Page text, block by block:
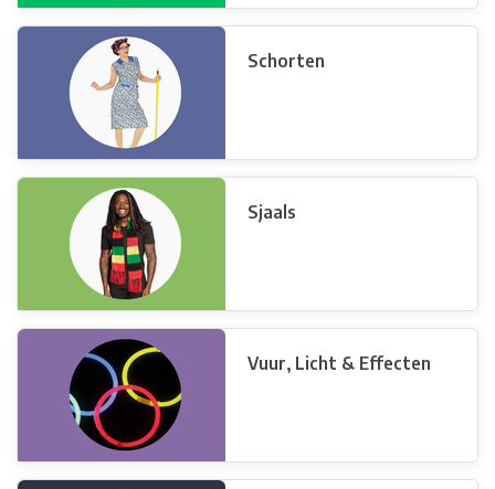
Schorten
Sjaals
Vuur, Licht & Effecten